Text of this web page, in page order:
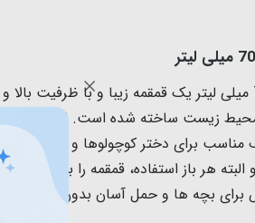
قمقمه نی دار فانتزی 700 میلی لیتر یک قمقمه
محیط زیست ساخته شده است. این
مناسب برای دختر کوچولوها و پسر
بچه ها و حمل آسان بدون کیف می